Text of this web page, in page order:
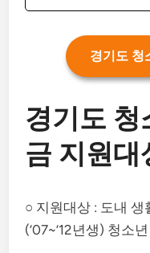
경기도 청
경기도 청
금 지원대
○ 지원대상 : 도내 생
(’07~’12년생) 청소년